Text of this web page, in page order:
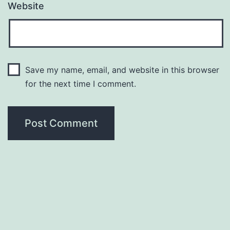
Website
Save my name, email, and website in this browser
for the next time I comment.